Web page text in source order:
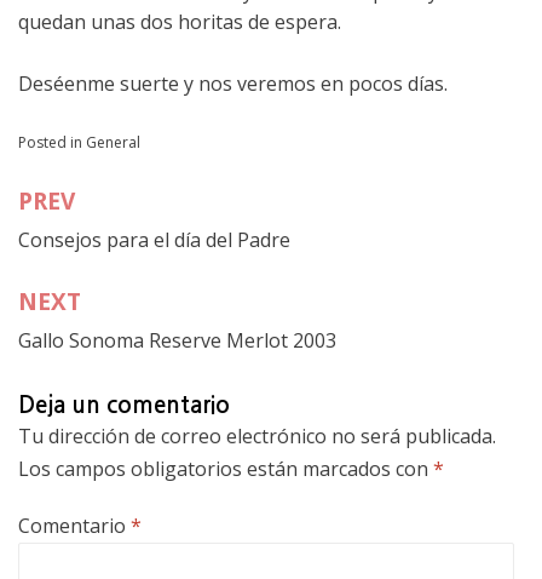
quedan unas dos horitas de espera.
Deséenme suerte y nos veremos en pocos días.
Posted in General
Navegación
de
entradas
PREV
Consejos para el día del Padre
NEXT
Gallo Sonoma Reserve Merlot 2003
Deja un comentario
Tu dirección de correo electrónico no será publicada.
Los campos obligatorios están marcados con *
Comentario *